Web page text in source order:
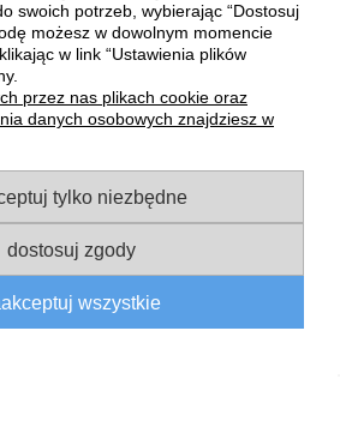
I DOSTAWA
INFORMACJE
O NAS
swoich potrzeb, wybierając “Dostosuj
możesz w dowolnym momencie
w link “Ustawienia plików
przez nas plikach cookie oraz
danych osobowych znajdziesz w
tylko niezbędne
dostosuj zgody
wszystkie